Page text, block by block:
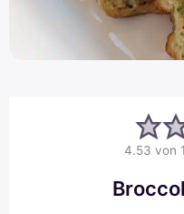
4.53 von